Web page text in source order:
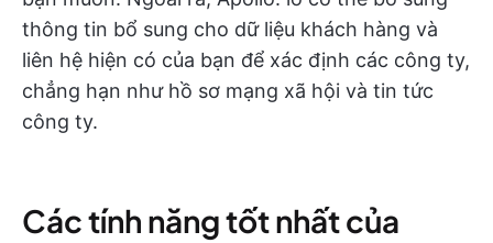
thông tin bổ sung cho dữ liệu khách hàng và
liên hệ hiện có của bạn để xác định các công ty,
chẳng hạn như hồ sơ mạng xã hội và tin tức
công ty.
Các tính năng tốt nhất của